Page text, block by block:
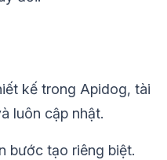
kế trong Apidog, tài
luôn cập nhật.
bước tạo riêng biệt.